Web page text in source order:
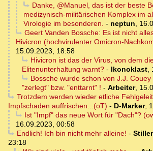
Danke, @Manuel, das ist der beste
medizynisch-militärischen Komplex im
Virologie im besonderen. - neptun
Geert Vanden Bossche: Es ist nicht
Hivicron (hochvirulenter Omicron-
15.09.2023, 18:58
Hivicron ist das der Virus, von dem
Elitenunterhaltung warnt? - Ikonoklast
Bossche wurde schon von J.J.
"zerlegt" bzw. "enttarnt" ! - Arbeiter,
Trotzdem werden wieder etliche
Impfschaden auffrischen...(oT) - D-Marker,
Ist "Impf" das neue Wort für "Dach"?
16.09.2023, 00:58
Endlich! Ich bin nicht mehr alleine! -
23:18